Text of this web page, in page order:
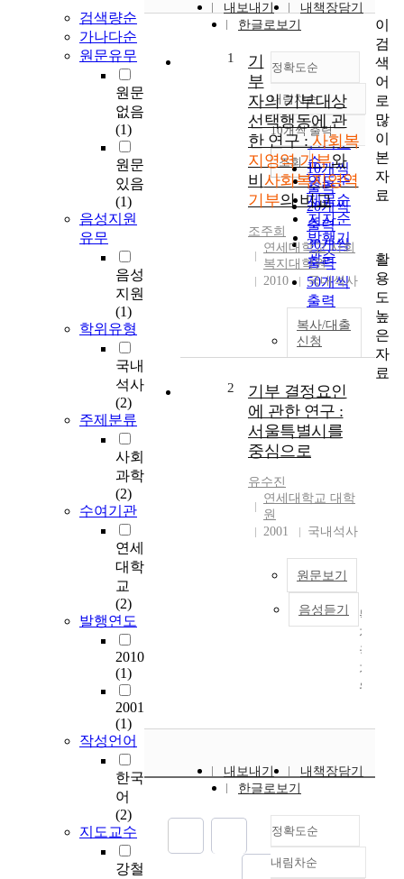
검색량순
가나다순
원문유무
원문
없음
(1)
원문
있음
(1)
음성지원
유무
음성
지원
(1)
학위유형
국내
석사
(2)
주제분류
사회
과학
(2)
수여기관
연세
대학
교
(2)
발행연도
2010
(1)
2001
(1)
작성언어
한국
어
(2)
지도교수
강철
내보내기
내책장담기
한글로보기
정확도순
정확도
순
인기도
순
연도순
제목순
저자순
발행기
관순
내림차순
내림차순
10개씩 출력
10개씩
출력
20개씩
출력
30개씩
출력
50개씩
출력
100개씩
출력
조회
1
기
부
자의 기부대상
선택행동에 관
한 연구 :사회복
지영역 기부와
비 사회복지영역
기부의 비교
조주희
연세대학교 사회
복지대학원
2010
국내석사
복사/대출
신청
2
기부 결정요인
에 관한 연구 :
서울특별시를
중심으로
유수진
연세대학교 대학
원
2001
국내석사
원문보기
음성듣기
복
지
국
가
위
제
된
간
내보내기
내책장담기
한글로보기
정확도순
정확도
내림차순
이
검
색
어
로
많
이
본
자
료
활
용
도
높
은
자
료